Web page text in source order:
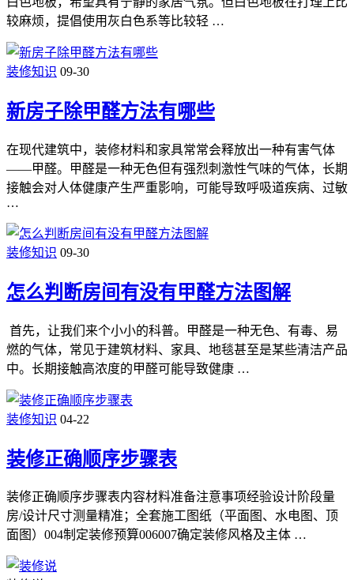
较麻烦，提倡使用灰白色系等比较轻 …
装修知识 09-30
新房子除甲醛方法有哪些
在现代建筑中，装修材料和家具常常会释放出一种有害气体
——甲醛。甲醛是一种无色但有强烈刺激性气味的气体，长期
接触会对人体健康产生严重影响，可能导致呼吸道疾病、过敏
…
装修知识 09-30
怎么判断房间有没有甲醛方法图解
首先，让我们来个小小的科普。甲醛是一种无色、有毒、易
燃的气体，常见于建筑材料、家具、地毯甚至是某些清洁产品
中。长期接触高浓度的甲醛可能导致健康 …
装修知识 04-22
装修正确顺序步骤表
装修正确顺序步骤表内容材料准备注意事项经验设计阶段量
房/设计尺寸测量精准；全套施工图纸（平面图、水电图、顶
面图）004制定装修预算006007确定装修风格及主体 …